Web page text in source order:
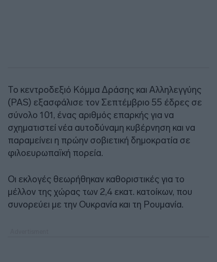
Το κεντροδεξιό Κόμμα Δράσης και Αλληλεγγύης
(PAS) εξασφάλισε τον Σεπτέμβριο 55 έδρες σε
σύνολο 101, ένας αριθμός επαρκής για να
σχηματιστεί νέα αυτοδύναμη κυβέρνηση και να
παραμείνει η πρώην σοβιετική δημοκρατία σε
φιλοευρωπαϊκή πορεία.
Οι εκλογές θεωρήθηκαν καθοριστικές για το
μέλλον της χώρας των 2,4 εκατ. κατοίκων, που
συνορεύει με την Ουκρανία και τη Ρουμανία.